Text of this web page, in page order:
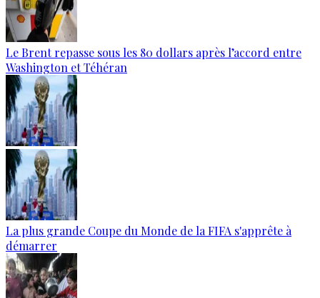
Le Brent repasse sous les 80 dollars après l’accord entre
Washington et Téhéran
La plus grande Coupe du Monde de la FIFA s'apprête à
démarrer